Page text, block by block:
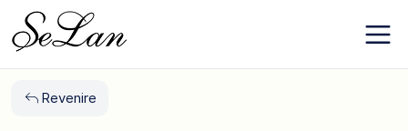
conținut
Despre
companie
Revenire